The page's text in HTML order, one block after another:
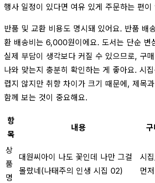
행사 일정이 있다면 여유 있게 주문하는 편이
반품 및 교환 비용도 명시돼 있어요. 반품 배
환 배송비는 6,000원이에요. 도서는 단순 변
실제 부담이 생각보다 커질 수 있으므로, 구
나와 맞는지 충분히 확인하는 게 좋아요. 시
렵지 않지만 취향 차이가 크기 때문에, 제목
함께 보는 것이 중요해요.
항
목
내용
상
품
명
대원씨아이 나도 꽃인데 나만 그걸
몰랐네(나태주의 인생 시집 02)
시
먼